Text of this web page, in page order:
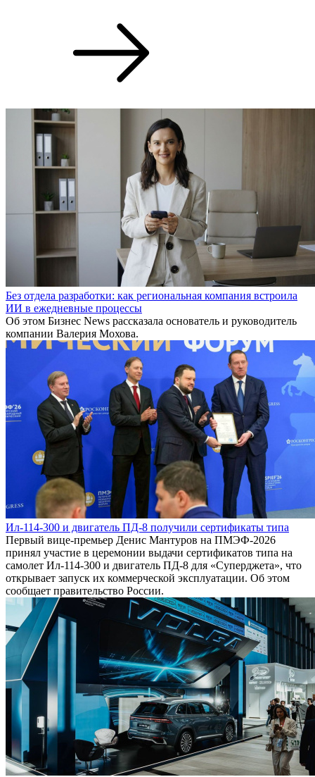
Без отдела разработки: как региональная компания встроила
ИИ в ежедневные процессы
Об этом Бизнес News рассказала основатель и руководитель
компании Валерия Мохова.
Ил-114-300 и двигатель ПД-8 получили сертификаты типа
Первый вице-премьер Денис Мантуров на ПМЭФ-2026
принял участие в церемонии выдачи сертификатов типа на
самолет Ил-114-300 и двигатель ПД-8 для «Суперджета», что
открывает запуск их коммерческой эксплуатации. Об этом
сообщает правительство России.